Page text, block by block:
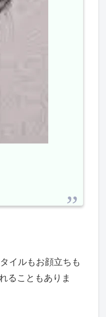
イルもお顔立ちも
ることもありま